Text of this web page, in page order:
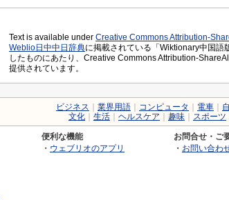
Text is available under Creative Commons Attribution-
Weblio日中中日辞典に掲載されている「Wiktionary中国語
したものにあたり、Creative Commons Attribution-
提供されています。
ビジネス 業界用語 コンピュータ 電車
文化
生活 ヘルスケア 趣味 スポーツ
便利な機能
・ ウェブリオのアプリ
お問合せ・ご
・ お問い合わ